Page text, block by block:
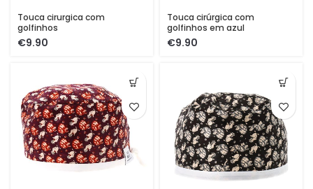
Touca cirurgica com
golfinhos
€
Touca cirúrgica com
golfinhos em azul
€